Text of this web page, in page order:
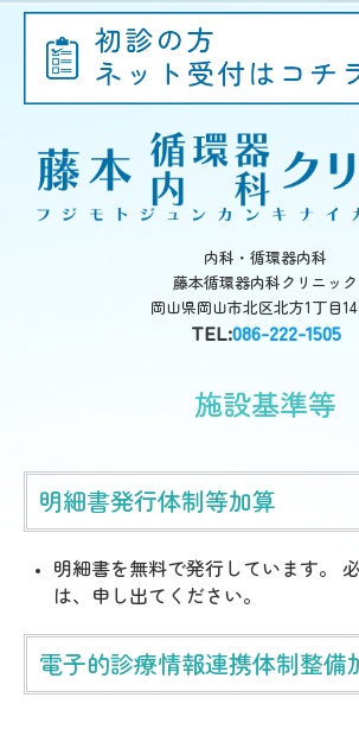
診療のご案内
施設・設備のご案内
内科・循環器内科
藤本循環器内科クリニック
岡山県岡山市北区北方1丁目
TEL:086-222-1505
施設基準等
明細書発行体制等加算
明細書を無料で発行しています。
は、申し出てください。
電子的診療情報連携体制整備